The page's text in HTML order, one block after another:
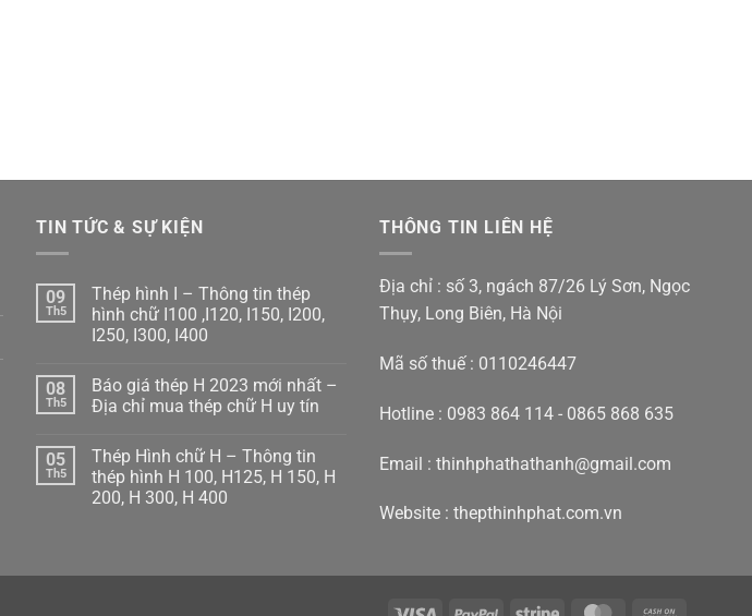
TIN TỨC & SỰ KIỆN
09
Th5
Thép hình I – Thông tin thép
hình chữ I100 ,I120, I150, I200,
I250, I300, I400
bình
luận
ở
–
Thông
tin
08
Th5
Báo giá thép H 2023 mới nhất –
Địa chỉ mua thép chữ H uy tín
bình
luận
ở
Báo
05
Th5
Thép Hình chữ H – Thông tin
thép hình H 100, H125, H 150, H
200, H 300, H 400
ở
THÔNG TIN LIÊN HỆ
Địa chỉ : số 3, ngách 87/26 Lý Sơn, Ngọc
Thụy, Long Biên, Hà Nội
Mã số thuế : 0110246447
Hotline : 0983 864 114 - 0865 868 635
Email : thinhphathathanh@gmail.com
Website : thepthinhphat.com.vn